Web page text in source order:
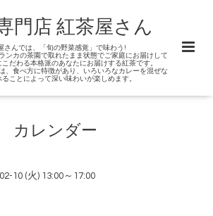
門店 紅茶屋さん
さんでは、「旬の野菜感覚」で味わう!
ンカの茶園で取れたまま状態でご家庭にお届けして
だわる本格派のあなたにお届けする紅茶です。
、食べ方に特徴があり、いろいろなカレーを混ぜな
ることによって深い味わいが楽しめます。
カレンダー
10 (火) 13:00～17:00